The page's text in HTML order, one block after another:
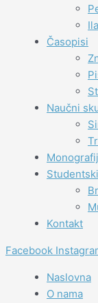
Časopisi
Naučni
Kontakt
Facebook
Naslovna
O nama